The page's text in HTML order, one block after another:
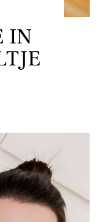
IN